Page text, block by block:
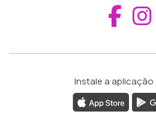
Instale a aplicação